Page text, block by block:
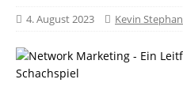
4. August 2023 Kevin Stephan